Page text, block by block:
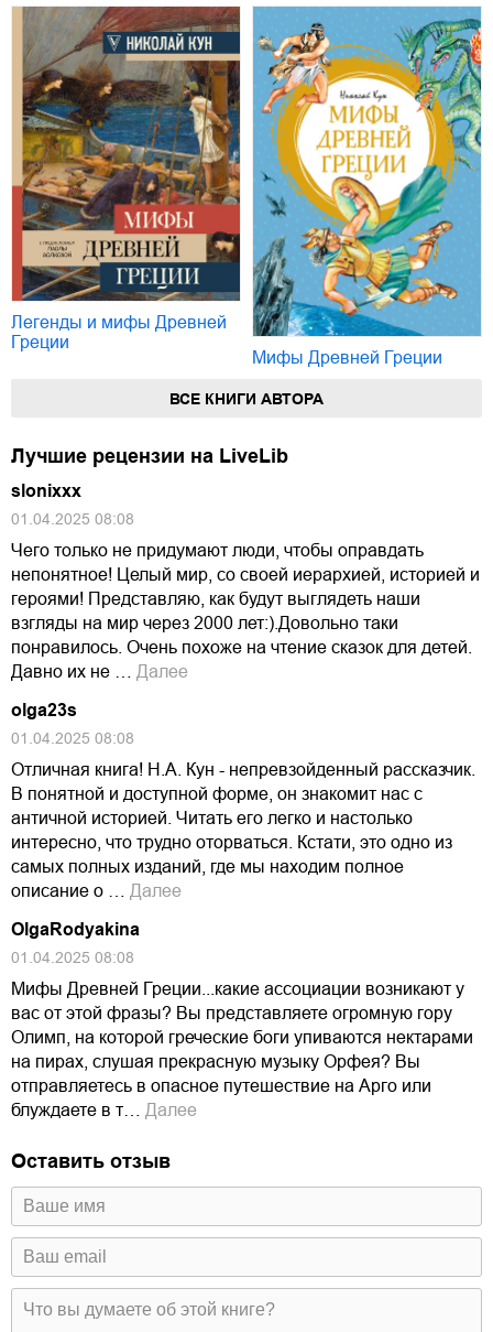
Легенды и мифы Древней
Греции
Мифы Древней Греции
ВСЕ КНИГИ АВТОРА
Лучшие рецензии на LiveLib
slonixxx
01.04.2025 08:08
Чего только не придумают люди, чтобы оправдать
непонятное! Целый мир, со своей иерархией, историей и
героями! Представляю, как будут выглядеть наши
взгляды на мир через 2000 лет:).Довольно таки
понравилось. Очень похоже на чтение сказок для детей.
Давно их не …
Далее
olga23s
01.04.2025 08:08
Отличная книга! Н.А. Кун - непревзойденный рассказчик.
В понятной и доступной форме, он знакомит нас с
античной историей. Читать его легко и настолько
интересно, что трудно оторваться. Кстати, это одно из
самых полных изданий, где мы находим полное
описание о …
Далее
OlgaRodyakina
01.04.2025 08:08
Мифы Древней Греции...какие ассоциации возникают у
вас от этой фразы? Вы представляете огромную гору
Олимп, на которой греческие боги упиваются нектарами
на пирах, слушая прекрасную музыку Орфея? Вы
отправляетесь в опасное путешествие на Арго или
блуждаете в т…
Далее
Оставить отзыв